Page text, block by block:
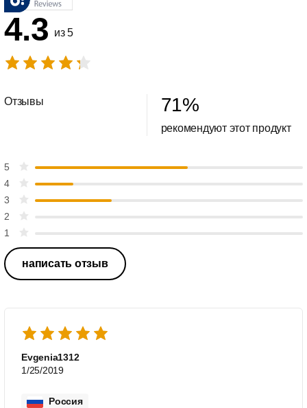
4.3 из 5
Отзывы 71%
рекомендуют этот продукт
5
4
3
2
1
написать отзыв
Evgenia1312
1/25/2019
Россия